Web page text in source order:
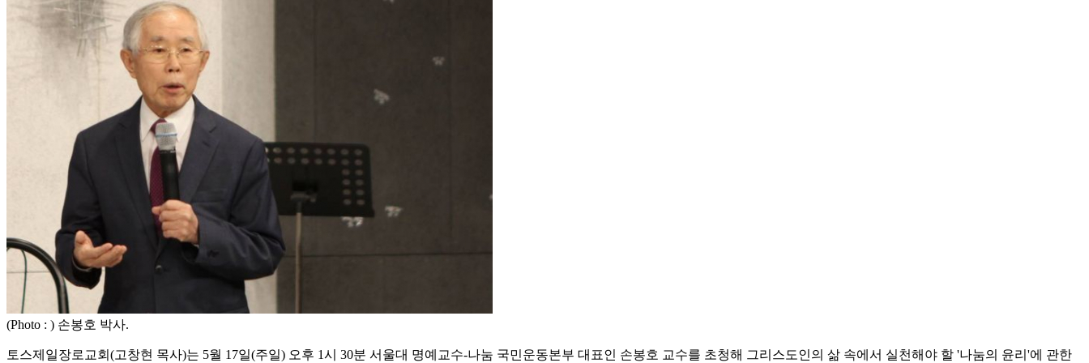
(Photo : ) 손봉호 박사.
토스제일장로교회(고창현 목사)는 5월 17일(주일) 오후 1시 30분 서울대 명예교수-나눔 국민운동본부 대표인 손봉호 교수를 초청해 그리스도인의 삶 속에서 실천해야 할 '나눔의 윤리'에 관한